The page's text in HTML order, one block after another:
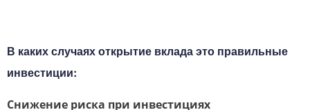
В каких случаях открытие вклада это правильные
инвестиции:
Снижение риска при инвестициях